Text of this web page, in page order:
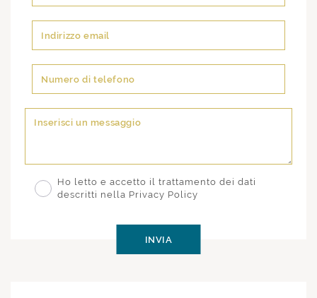
Ho letto e accetto il trattamento dei dati
descritti nella Privacy Policy